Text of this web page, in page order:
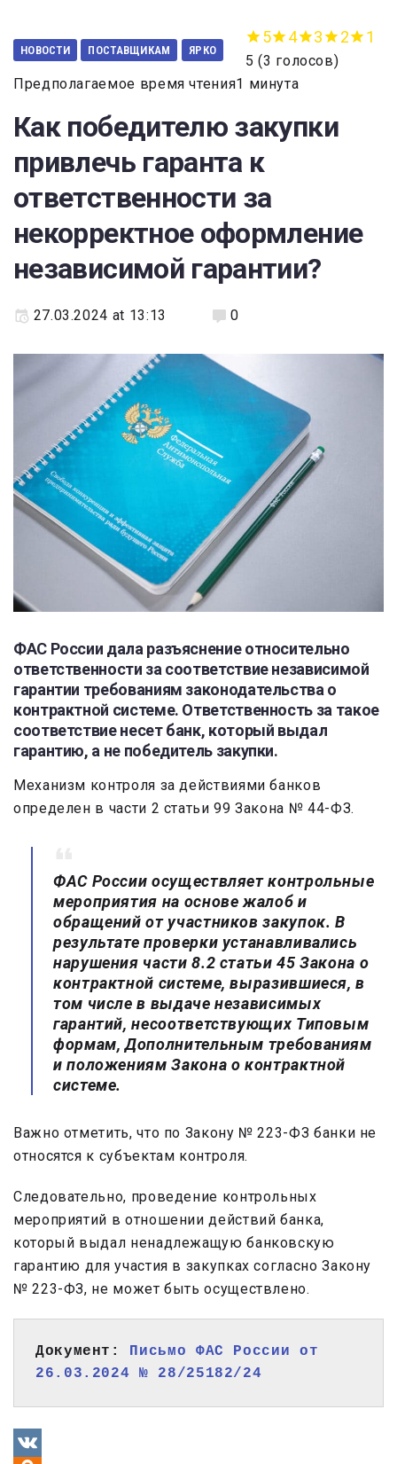
НОВОСТИ ПОСТАВЩИКАМ ЯРКО
5 4 3 2 1
5 (3 голосов)
Предполагаемое время чтения1 минута
Как победителю закупки
привлечь гаранта к
ответственности за
некорректное оформление
независимой гарантии?
27.03.2024 at 13:13 0
ФАС России дала разъяснение относительно
ответственности за соответствие независимой
гарантии требованиям законодательства о
контрактной системе. Ответственность за такое
соответствие несет банк, который выдал
гарантию, а не победитель закупки.
Механизм контроля за действиями банков
определен в части 2 статьи 99 Закона № 44-ФЗ.
ФАС России осуществляет контрольные
мероприятия на основе жалоб и
обращений от участников закупок. В
результате проверки устанавливались
нарушения части 8.2 статьи 45 Закона о
контрактной системе, выразившиеся, в
том числе в выдаче независимых
гарантий, несоответствующих Типовым
формам, Дополнительным требованиям
и положениям Закона о контрактной
системе.
Важно отметить, что по Закону № 223-ФЗ банки не
относятся к субъектам контроля.
Следовательно, проведение контрольных
мероприятий в отношении действий банка,
который выдал ненадлежащую банковскую
гарантию для участия в закупках согласно Закону
№ 223-ФЗ, не может быть осуществлено.
Документ: Письмо ФАС России от
26.03.2024 № 28/25182/24